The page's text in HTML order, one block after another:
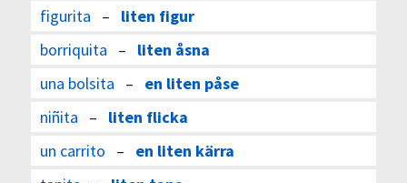
figurita – liten figur
borriquita – liten åsna
una bolsita – en liten påse
niñita – liten flicka
un carrito – en liten kärra